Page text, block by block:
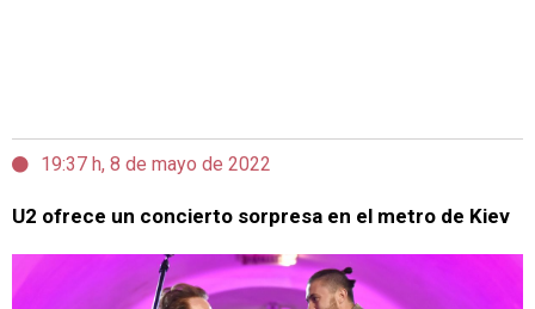
19:37 h, 8 de mayo de 2022
U2 ofrece un concierto sorpresa en el metro de Kiev